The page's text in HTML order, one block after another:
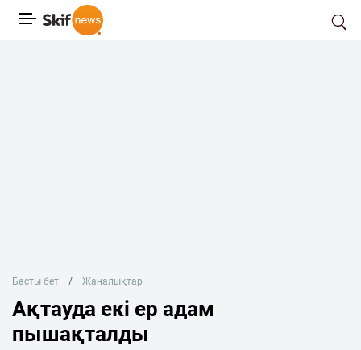
Басты бет Жаңалықтар
Ақтауда екі ер адам
пышақталды